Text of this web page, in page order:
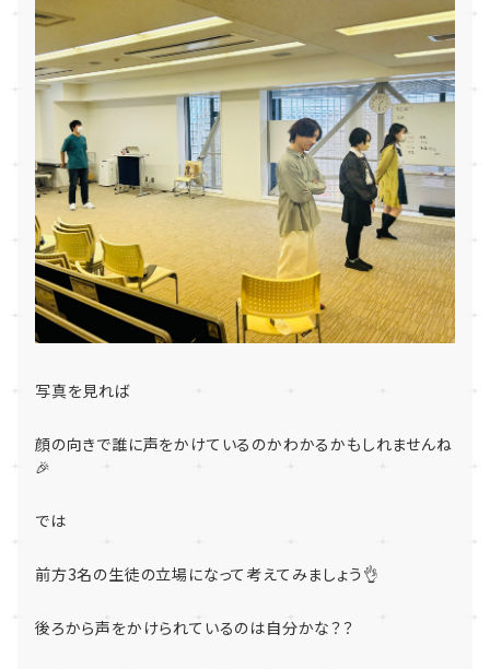
写真を見れば
顔の向きで誰に声をかけているのかわかるかもしれませんね
🎉
では
前方3名の生徒の立場になって考えてみましょう👌
後ろから声をかけられているのは自分かな？？